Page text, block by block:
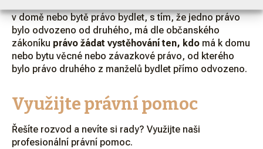
v domě nebo bytě právo bydlet, s tím, že jedno právo
bylo odvozeno od druhého, má dle občanského
zákoníku právo žádat vystěhování ten, kdo má k domu
nebo bytu věcné nebo závazkové právo, od kterého
bylo právo druhého z manželů bydlet přímo odvozeno.
Využijte právní pomoc
Řešíte rozvod a nevíte si rady? Využijte naši
profesionální právní pomoc.